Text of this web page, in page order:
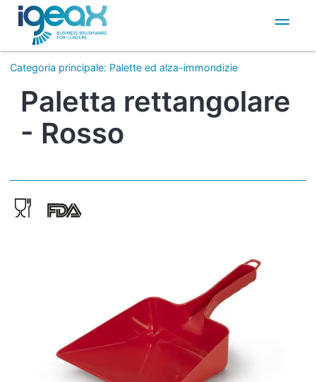
IT
EN
Categoria principale: Palette ed alza-immondizie
Paletta rettangolare
- Rosso